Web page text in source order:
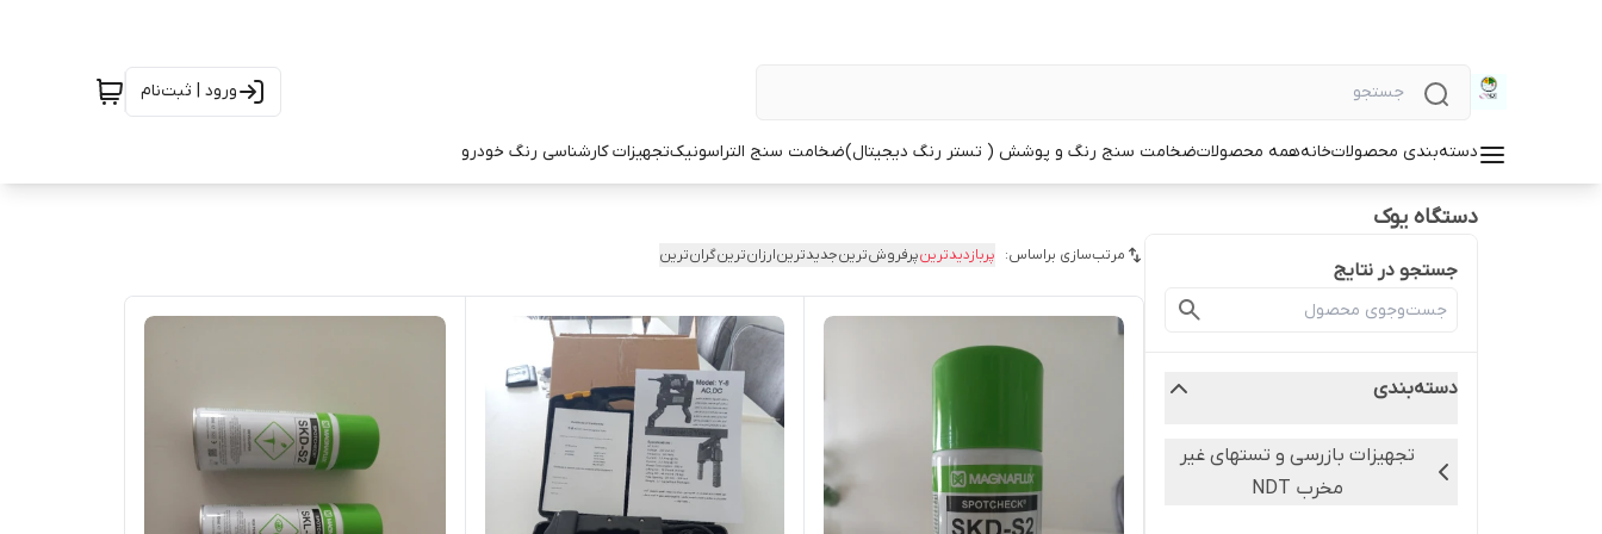
ورود | ثبت‌نام
دسته‌بندی محصولاتخانههمه محصولاتضخامت سنج رنگ و پوشش ( تستر رنگ دیجیتال)ضخامت سنج التراسونیکتجهیزات کارشناسی رنگ خودرو
دستگاه یوک
جستجو در نتایج
دسته‌بندی
تجهیزات بازرسی و تستهای غیر
مخرب NDT
مرتب‌سازی براساس: پربازدیدترینپرفروش‌ترینجدیدترینارزان‌ترینگران‌ترین